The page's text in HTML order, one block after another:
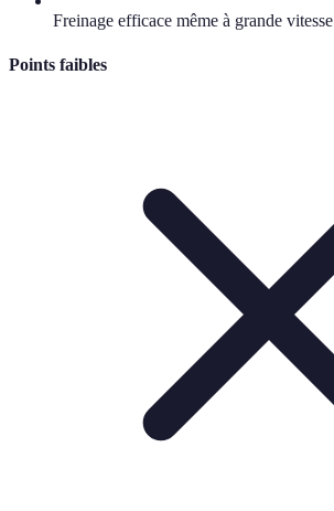
Freinage efficace même à grande vitesse
Points faibles